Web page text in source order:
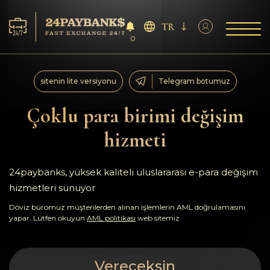
Servisler
Rezervler
Geri bildirimler
Kurallar
0
TR
Çoklu para birimi değişim
hizmeti
sitenin lite versiyonu Telegram botumuz
24paybanks, yüksek kaliteli uluslararası e-para değişim
hizmetleri sunuyor
Döviz büromuz müşterilerden alınan işlemlerin AML doğrulamasını
yapar. Lütfen okuyun AML politikası web sitemiz
Vereceksin